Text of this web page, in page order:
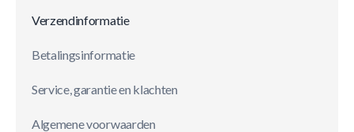
Verzendinformatie
Betalingsinformatie
Service, garantie en klachten
Algemene voorwaarden